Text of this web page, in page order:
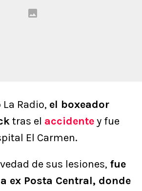
Radio, el boxeador
tras el accidentey fue
El Carmen.
de sus lesiones, fue
ex Posta Central, donde